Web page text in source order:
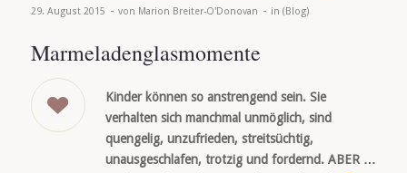
29. August 2015 - von Marion Breiter-O'Donovan - in (Blog)
Marmeladenglasmomente
Kinder können so anstrengend sein. Sie
verhalten sich manchmal unmöglich, sind
quengelig, unzufrieden, streitsüchtig,
unausgeschlafen, trotzig und fordernd. ABER …